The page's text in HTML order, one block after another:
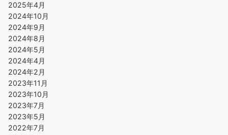
2025年4月
2024年10月
2024年9月
2024年8月
2024年5月
2024年4月
2024年2月
2023年11月
2023年10月
2023年7月
2023年5月
2022年7月